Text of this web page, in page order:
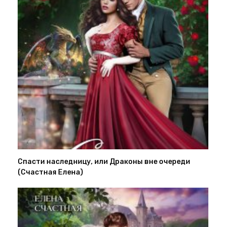
Спасти наследницу, или Драконы вне очереди
(Счастная Елена)